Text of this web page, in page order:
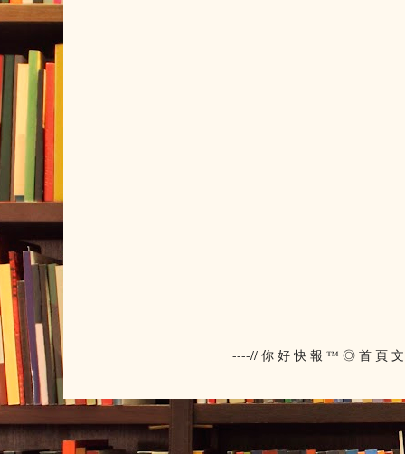
----// 你 好 快 報 ™ ◎ 首 頁 文